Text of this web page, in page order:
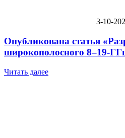
3-10-
Опубликована статья
широкополосного
Читать далее